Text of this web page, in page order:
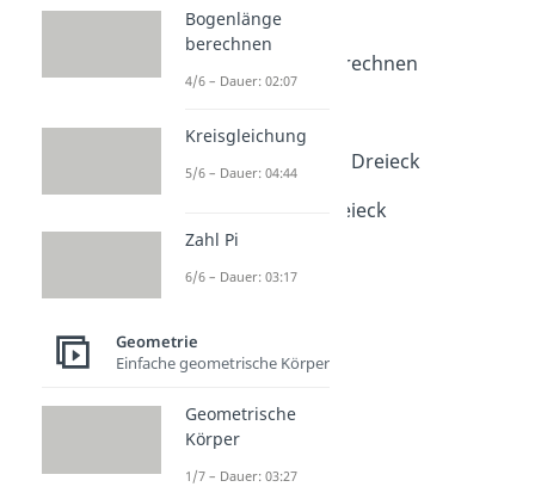
Dreieck Formeln
Dauer: 03:48
Höhe Dreieck berechnen
Dauer: 04:32
Dauer: 02:44
Mittelsenkrechte Dreieck
Dauer: 03:14
Schwerpunkt Dreieck
Dauer: 03:46
Bogenlänge
berechnen
4/6 – Dauer: 02:07
Kreisgleichung
5/6 – Dauer: 04:44
Zahl Pi
6/6 – Dauer: 03:17
Geometrie
Einfache geometrische Körper
Geometrische
Körper
1/7 – Dauer: 03:27